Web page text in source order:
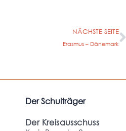
NÄCHSTE SEITE
Erasmus – Dänemark
Der Schulträger
Der Kreisausschuss